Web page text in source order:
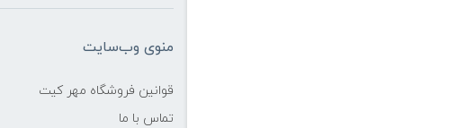
منوی وب‌سایت
قوانین فروشگاه مهر کیت
تماس با ما